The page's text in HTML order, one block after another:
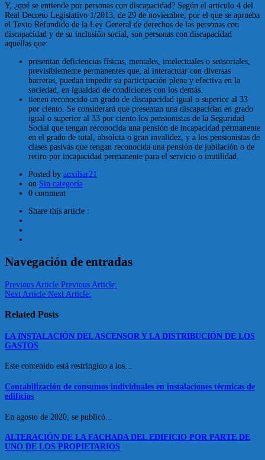
Y, ¿qué se entiende por personas con discapacidad? Según el artículo 4 del
Real Decreto Legislativo 1/2013, de 29 de noviembre, por el que se aprueba
el Texto Refundido de la Ley General de derechos de las personas con
discapacidad y de su inclusión social, son personas con discapacidad
aquellas que:
presentan deficiencias físicas, mentales, intelectuales o sensoriales,
previsiblemente permanentes que, al interactuar con diversas
barreras, puedan impedir su participación plena y efectiva en la
sociedad, en igualdad de condiciones con los demás.
tienen reconocido un grado de discapacidad igual o superior al 33
por ciento. Se considerará que presentan una discapacidad en grado
igual o superior al 33 por ciento los pensionistas de la Seguridad
Social que tengan reconocida una pensión de incapacidad permanente
en el grado de total, absoluta o gran invalidez, y a los pensionistas de
clases pasivas que tengan reconocida una pensión de jubilación o de
retiro por incapacidad permanente para el servicio o inutilidad.
Posted by auxiliar21
on Sin categoría
0 comment
Share this article :
Navegación de entradas
Previous Article Previous Article:
Next Article Next Article:
Related Posts
LA INSTALACIÓN DEL ASCENSOR Y LA DISTRIBUCIÓN DE LOS
GASTOS
Este contenido está restringido a los...
Contabilización de consumos individuales en instalaciones térmicas de
edificios
En agosto de 2020, se publicó...
ALTERACIÓN DE LA FACHADA DEL EDIFICIO POR PARTE DE
UNO DE LOS PROPIETARIOS